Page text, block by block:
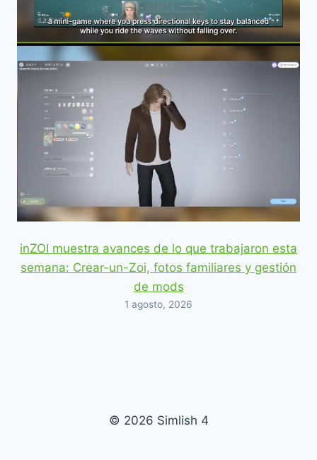
inZOI muestra avances de lo que trabajaron esta
semana: Crear-un-Zoi, fotos familiares y gestión
de mods
1 agosto, 2026
© 2026 Simlish 4